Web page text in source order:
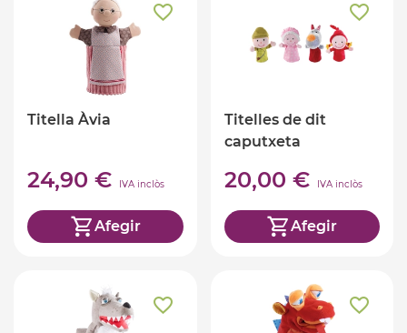
Titella Àvia
24,90 € IVA inclòs
Afegir
Titelles de dit
caputxeta
20,00 € IVA inclòs
Afegir